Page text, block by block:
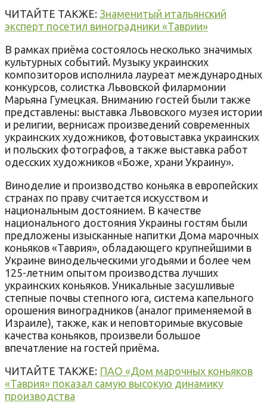
ЧИТАЙТЕ ТАКЖЕ: Знаменитый итальянский
эксперт посетил виноградники «Таврии»
В рамках приёма состоялось несколько значимых
культурных событий. Музыку украинских
композиторов исполнила лауреат международных
конкурсов, солистка Львовской филармонии
Марьяна Гумецкая. Вниманию гостей были также
представлены: выставка Львовского музея истории
и религии, вернисаж произведений современных
украинских художников, фотовыставка украинских
и польских фотографов, а также выставка работ
одесских художников «Боже, храни Украину».
Виноделие и производство коньяка в европейских
странах по праву считается искусством и
национальным достоянием. В качестве
национального достояния Украины гостям были
предложены изысканные напитки Дома марочных
коньяков «Таврия», обладающего крупнейшими в
Украине винодельческими угодьями и более чем
125-летним опытом производства лучших
украинских коньяков. Уникальные засушливые
степные почвы степного юга, система капельного
орошения виноградников (аналог применяемой в
Израиле), также, как и неповторимые вкусовые
качества коньяков, произвели большое
впечатление на гостей приёма.
ЧИТАЙТЕ ТАКЖЕ: ПАО «Дом марочных коньяков
«Таврия» показал самую высокую динамику
производства